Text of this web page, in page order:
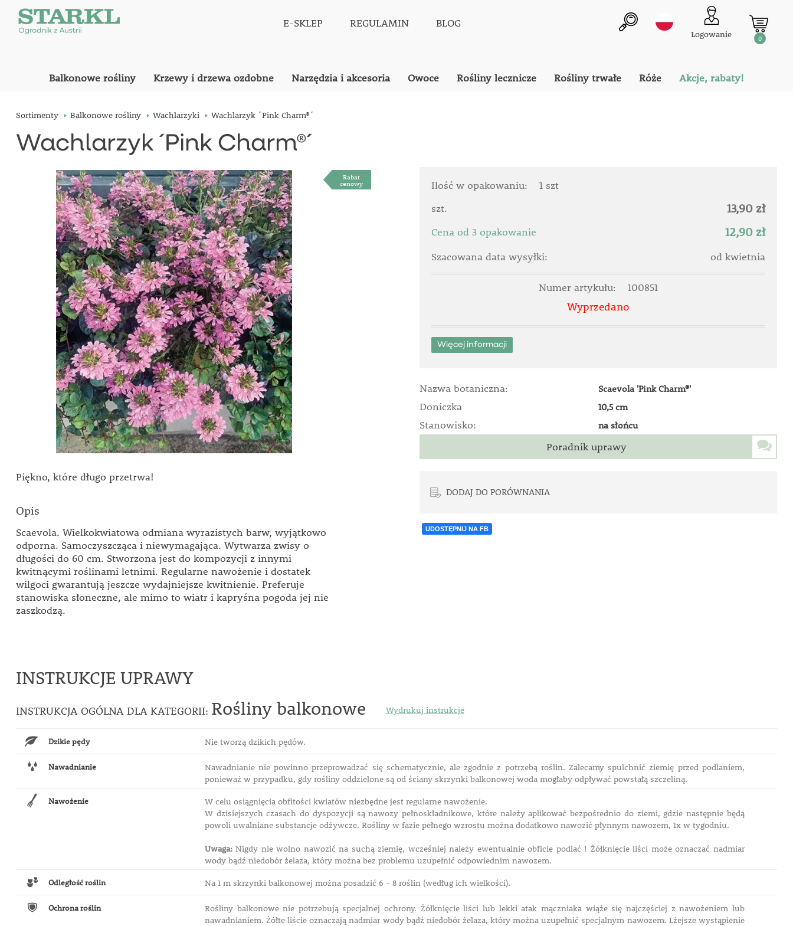
E-SKLEP REGULAMIN BLOG
Logowanie 0
Balkonowe rośliny Krzewy i drzewa ozdobne Narzędzia i akcesoria Owoce Rośliny lecznicze Rośliny trwałe Róże Akcje, rabaty!
Sortimenty Balkonowe rośliny Wachlarzyki Wachlarzyk ´Pink Charm®´
Wachlarzyk ´Pink Charm®´
Rabat
cenowy
Piękno, które długo przetrwa!
Opis
Scaevola. Wielkokwiatowa odmiana wyrazistych barw, wyjątkowo
odporna. Samoczyszcząca i niewymagająca. Wytwarza zwisy o
długości do 60 cm. Stworzona jest do kompozycji z innymi
kwitnącymi roślinami letnimi. Regularne nawożenie i dostatek
wilgoci gwarantują jeszcze wydajniejsze kwitnienie. Preferuje
stanowiska słoneczne, ale mimo to wiatr i kapryśna pogoda jej nie
zaszkodzą.
Ilość w opakowaniu:
1 szt
szt.
13,90 zł
Cena od 3 opakowanie 12,90 zł
Szacowana data wysyłki: od kwietnia
Numer artykułu: 100851
Wyprzedano
Więcej informacji
Nazwa botaniczna: Scaevola 'Pink Charm®'
Doniczka 10,5 cm
Stanowisko: na słońcu
Poradnik uprawy
DODAJ DO PORÓWNANIA
UDOSTĘPNIJ NA FB
INSTRUKCJE UPRAWY
INSTRUKCJA OGÓLNA DLA KATEGORII: Rośliny balkonowe Wydrukuj instrukcje
Dzikie pędy Nie tworzą dzikich pędów.
Nawadnianie
Nawadnianie nie powinno przeprowadzać się schematycznie, ale zgodnie z potrzebą roślin. Zalecamy spulchnić ziemię przed podlaniem,
ponieważ w przypadku, gdy rośliny oddzielone są od ściany skrzynki balkonowej woda mogłaby odpływać powstałą szczeliną.
Nawożenie
W celu osiągnięcia obfitości kwiatów niezbędne jest regularne nawożenie.
W dzisiejszych czasach do dyspozycji są nawozy pełnoskładnikowe, które należy aplikować bezpośrednio do ziemi, gdzie następnie będą
powoli uwalniane substancje odżywcze. Rośliny w fazie pełnego wzrostu można dodatkowo nawozić płynnym nawozem, 1x w tygodniu.
Uwaga:Nigdy nie wolno nawozić na suchą ziemię, wcześniej należy ewentualnie obficie podlać ! Żółknięcie liści może oznaczać nadmiar
wody bądź niedobór żelaza, który można bez problemu uzupełnić odpowiednim nawozem.
Odległość roślin Na 1 m skrzynki balkonowej można posadzić 6 - 8 roślin (według ich wielkości).
Ochrona roślin
Rośliny balkonowe nie potrzebują specjalnej ochrony. Żółknięcie liści lub lekki atak mączniaka wiąże się najczęściej z nawożeniem lub
nawadnianiem. Żółte liście oznaczają nadmiar wody bądź niedobór żelaza, który można uzupełnić specjalnym nawozem. Lżejsze wystąpienie